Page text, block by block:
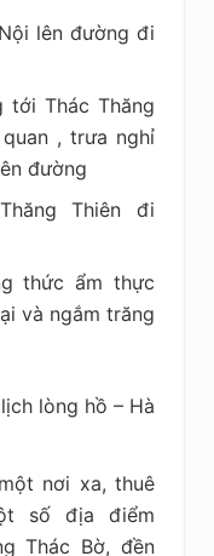
lên đường đi
tới Thác Thăng
, trưa nghỉ
đường
Thiên đi
thức ẩm thực
và ngắm trăng
lòng hồ – Hà
nơi xa, thuê
số địa điểm
Thác Bờ, đền